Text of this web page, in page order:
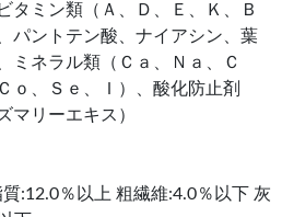
タミン類（Ａ、Ｄ、Ｅ、Ｋ、Ｂ
パントテン酸、ナイアシン、葉
ミネラル類（Ｃａ、Ｎａ、Ｃ
ｏ、Ｓｅ、Ｉ）、酸化防止剤
マリーエキス）
:12.0％以上 粗繊維:4.0％以下 灰